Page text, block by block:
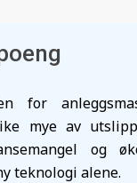
for
mye av
og
teknologi alene.